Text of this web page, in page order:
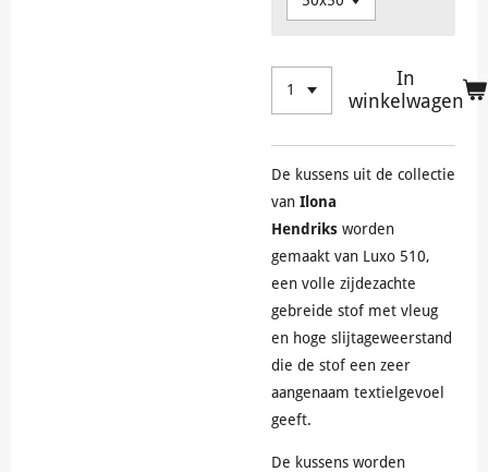
In
winkelwagen
De kussens uit de collectie
van Ilona
Hendriks worden
gemaakt van Luxo 510,
een volle zijdezachte
gebreide stof met vleug
en hoge slijtageweerstand
die de stof een zeer
aangenaam textielgevoel
geeft.
De kussens worden